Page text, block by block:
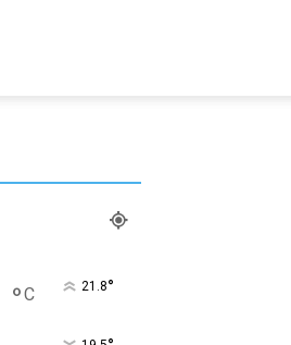
°C 21.8°